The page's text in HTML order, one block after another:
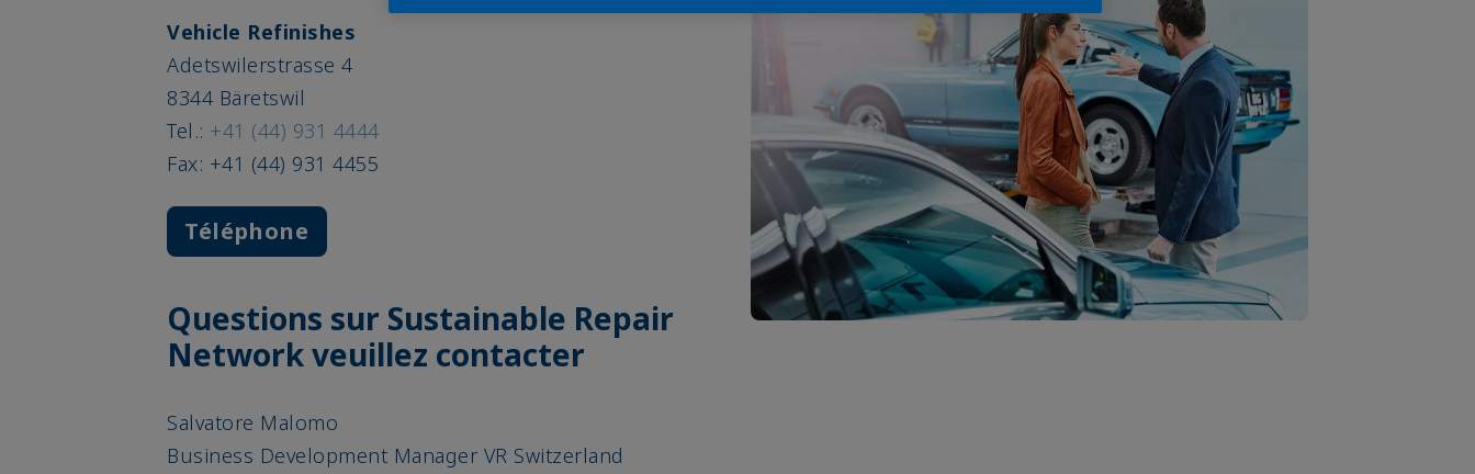
Vehicle Refinishes
Adetswilerstrasse 4
8344 Bäretswil
Tel.: +41 (44) 931 4444
Fax: +41 (44) 931 4455
Téléphone
Questions sur Sustainable Repair
Network veuillez contacter
Salvatore Malomo
Business Development Manager VR Switzerland